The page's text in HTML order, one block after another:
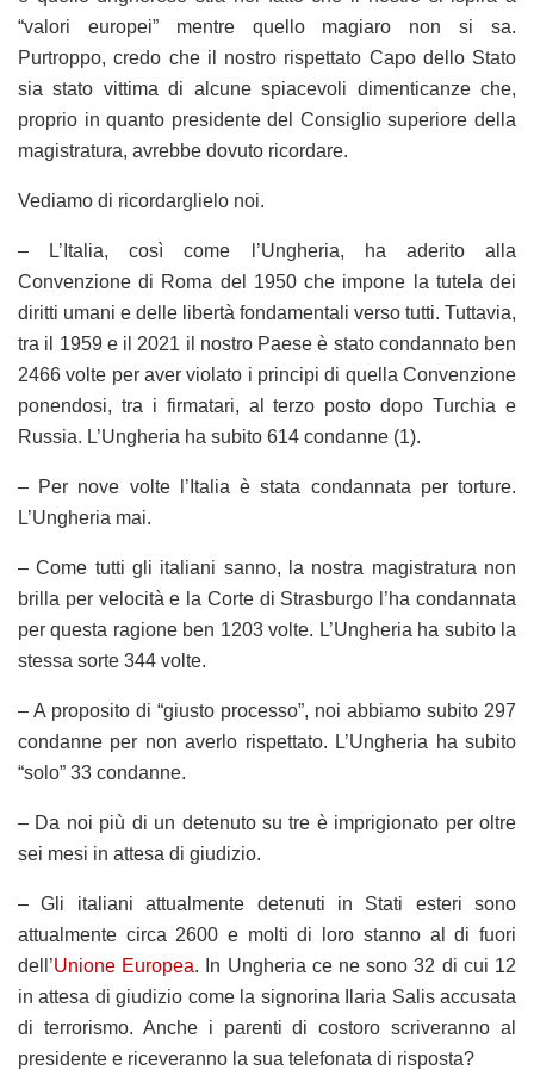
“valori europei” mentre quello magiaro non si sa.
Purtroppo, credo che il nostro rispettato Capo dello Stato
sia stato vittima di alcune spiacevoli dimenticanze che,
proprio in quanto presidente del Consiglio superiore della
magistratura, avrebbe dovuto ricordare.
Vediamo di ricordarglielo noi.
– L’Italia, così come l’Ungheria, ha aderito alla
Convenzione di Roma del 1950 che impone la tutela dei
diritti umani e delle libertà fondamentali verso tutti. Tuttavia,
tra il 1959 e il 2021 il nostro Paese è stato condannato ben
2466 volte per aver violato i principi di quella Convenzione
ponendosi, tra i firmatari, al terzo posto dopo Turchia e
Russia. L’Ungheria ha subito 614 condanne (1).
– Per nove volte l’Italia è stata condannata per torture.
L’Ungheria mai.
– Come tutti gli italiani sanno, la nostra magistratura non
brilla per velocità e la Corte di Strasburgo l’ha condannata
per questa ragione ben 1203 volte. L’Ungheria ha subito la
stessa sorte 344 volte.
– A proposito di “giusto processo”, noi abbiamo subito 297
condanne per non averlo rispettato. L’Ungheria ha subito
“solo” 33 condanne.
– Da noi più di un detenuto su tre è imprigionato per oltre
sei mesi in attesa di giudizio.
– Gli italiani attualmente detenuti in Stati esteri sono
attualmente circa 2600 e molti di loro stanno al di fuori
dell’Unione Europea. In Ungheria ce ne sono 32 di cui 12
in attesa di giudizio come la signorina Ilaria Salis accusata
di terrorismo. Anche i parenti di costoro scriveranno al
presidente e riceveranno la sua telefonata di risposta?